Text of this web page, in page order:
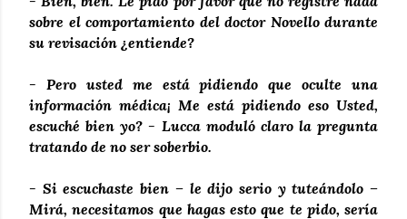
sobre el comportamiento del doctor Novello durante
su revisación ¿entiende?
- Pero usted me está pidiendo que oculte una
información médica¡ Me está pidiendo eso Usted,
escuché bien yo? - Lucca moduló claro la pregunta
tratando de no ser soberbio.
- Si escuchaste bien – le dijo serio y tuteándolo –
Mirá, necesitamos que hagas esto que te pido, sería